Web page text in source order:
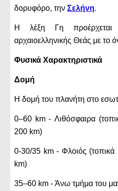
δορυφόρο, τηνΣελήνη.
Η λέξη Γη
αρχαιοελληνικής Θεάς με το
Φυσικά Χαρακτηριστικά
Δομή
Η δομή του πλανήτη στο
0–60 km - Λιθόσφαιρα
200 km)
0-30/35 km - Φλοιός (τοπικά
km)
35–60 km - Άνω τμήμα του